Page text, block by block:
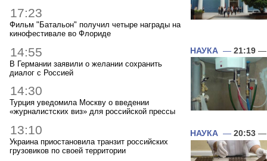
17:23
Фильм "Батальон" получил четыре награды на
кинофестивале во Флориде
14:55
В Германии заявили о желании сохранить
диалог с Россией
14:30
Турция уведомила Москву о введении
«журналистских виз» для российской прессы
13:10
Украина приостановила транзит российских
грузовиков по своей территории
НАУКА — 21:19 —
НАУКА — 20:53 —